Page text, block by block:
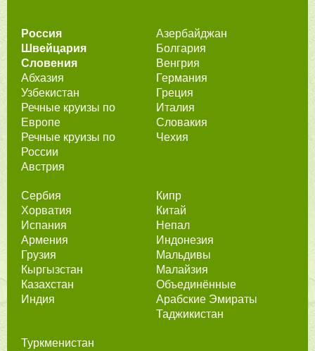
Россия
Швейцария
Словения
Абхазия
Узбекистан
Речные круизы по
Европе
Речные круизы по
России
Австрия
Азербайджан
Болгария
Венгрия
Германия
Греция
Италия
Словакия
Чехия
Сербия
Хорватия
Испания
Армения
Грузия
Кыргызстан
Казахстан
Индия
Кипр
Китай
Непал
Индонезия
Мальдивы
Малайзия
Объединённые
Арабские Эмираты
Таджикистан
Туркменистан